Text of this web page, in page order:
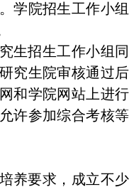
学院招生工作小组
生招生工作小组同
究生院审核通过后
和学院网站上进行
许参加综合考核等
养要求，成立不少